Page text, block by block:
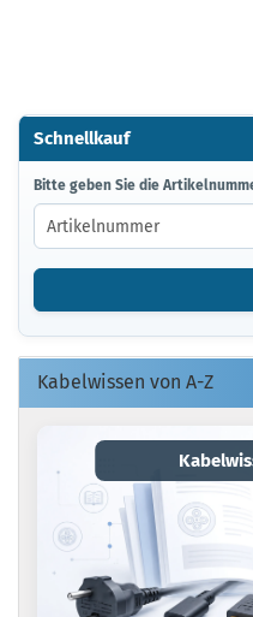
Schnellkauf
BITTE
GEBEN
SIE
DIE
ARTIKELNUMMER
EAN
EIN.
Bitte geben Sie die
Kabelwissen von A-Z